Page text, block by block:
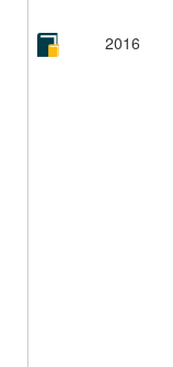
2016